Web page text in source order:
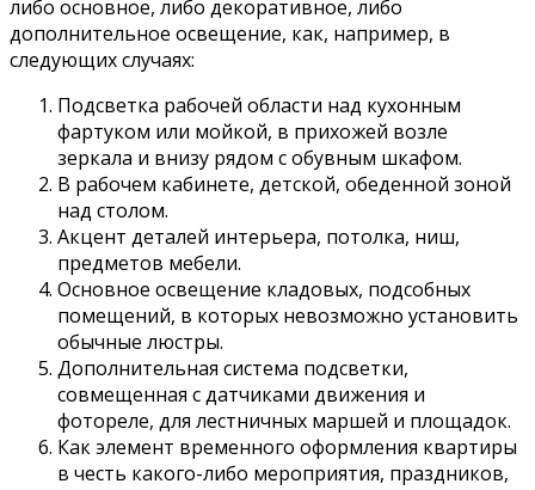
либо основное, либо декоративное, либо
дополнительное освещение, как, например, в
следующих случаях:
Подсветка рабочей области над кухонным
фартуком или мойкой, в прихожей возле
зеркала и внизу рядом с обувным шкафом.
В рабочем кабинете, детской, обеденной зоной
над столом.
Акцент деталей интерьера, потолка, ниш,
предметов мебели.
Основное освещение кладовых, подсобных
помещений, в которых невозможно установить
обычные люстры.
Дополнительная система подсветки,
совмещенная с датчиками движения и
фотореле, для лестничных маршей и площадок.
Как элемент временного оформления квартиры
в честь какого-либо мероприятия, праздников,